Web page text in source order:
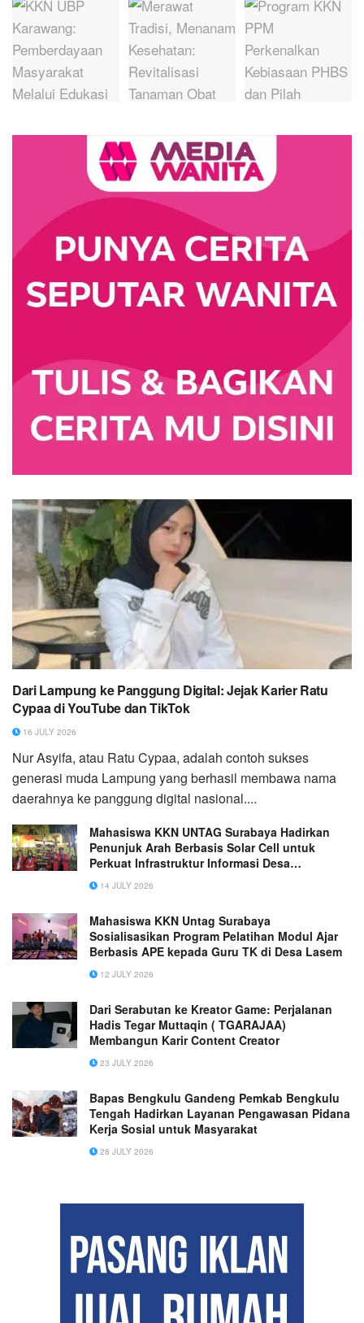
Dari Lampung ke Panggung Digital: Jejak Karier Ratu
Cypaa di YouTube dan TikTok
16 JULY 2026
Nur Asyifa, atau Ratu Cypaa, adalah contoh sukses
generasi muda Lampung yang berhasil membawa nama
daerahnya ke panggung digital nasional....
Mahasiswa KKN UNTAG Surabaya Hadirkan
Penunjuk Arah Berbasis Solar Cell untuk
Perkuat Infrastruktur Informasi Desa
Asempapak
14 JULY 2026
Mahasiswa KKN Untag Surabaya
Sosialisasikan Program Pelatihan Modul Ajar
Berbasis APE kepada Guru TK di Desa Lasem
12 JULY 2026
Dari Serabutan ke Kreator Game: Perjalanan
Hadis Tegar Muttaqin ( TGARAJAA)
Membangun Karir Content Creator
23 JULY 2026
Bapas Bengkulu Gandeng Pemkab Bengkulu
Tengah Hadirkan Layanan Pengawasan Pidana
Kerja Sosial untuk Masyarakat
28 JULY 2026